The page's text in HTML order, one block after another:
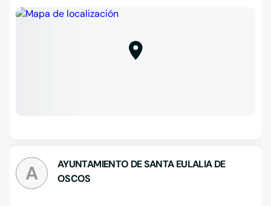
A
AYUNTAMIENTO DE SANTA EULALIA DE
OSCOS